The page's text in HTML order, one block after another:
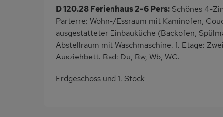
D 120.28 Ferienhaus 2-6 Pers: Schönes 4-
Parterre: Wohn-/Essraum mit Kaminofen,
ausgestatteter Einbauküche (Backofen,
Abstellraum mit Waschmaschine. 1. Etage:
Ausziehbett. Bad: Du, Bw, Wb, WC.
Erdgeschoss und 1. Stock